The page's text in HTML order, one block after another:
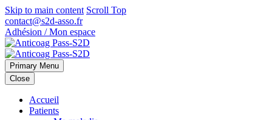
Skip to main content Scroll Top
contact@s2d-asso.fr
Adhésion / Mon espace
Primary Menu
Close
Accueil
Patients